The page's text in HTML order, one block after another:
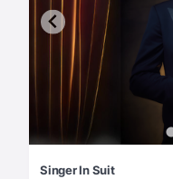
Singer In Suit